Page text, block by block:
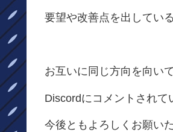
要望や改善点を出してい
お互いに同じ方向を向
Discordにコメントされ
今後ともよろしくお願い